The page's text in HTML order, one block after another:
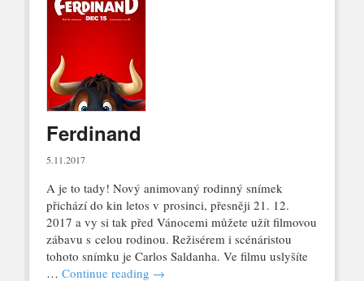
Ferdinand
5.11.2017
A je to tady! Nový animovaný rodinný snímek
přichází do kin letos v prosinci, přesněji 21. 12.
2017 a vy si tak před Vánocemi můžete užít filmovou
zábavu s celou rodinou. Režisérem i scénáristou
tohoto snímku je Carlos Saldanha. Ve filmu uslyšíte
… Continue reading →